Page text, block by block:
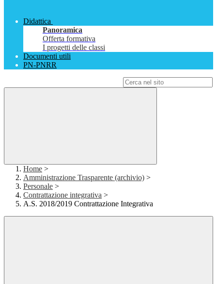
Didattica
Panoramica
Offerta formativa
I progetti delle classi
Documenti utili
PN-PNRR
Home >
Amministrazione Trasparente (archivio) >
Personale >
Contrattazione integrativa >
A.S. 2018/2019 Contrattazione Integrativa